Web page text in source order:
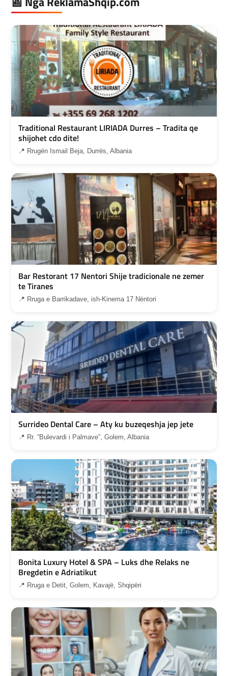
Traditional Restaurant LIRIADA Durres – Tradita qe
shijohet cdo dite!
📍 Rrugën Ismail Beja, Durrës, Albania
Bar Restorant 17 Nentori Shije tradicionale ne zemer
te Tiranes
📍 Rruga e Barrikadave, ish-Kinema 17 Nëntori
Surrideo Dental Care – Aty ku buzeqeshja jep jete
📍 Rr. “Bulevardi i Palmave”, Golem, Albania
Bonita Luxury Hotel & SPA – Luks dhe Relaks ne
Bregdetin e Adriatikut
📍 Rruga e Detit, Golem, Kavajë, Shqipëri